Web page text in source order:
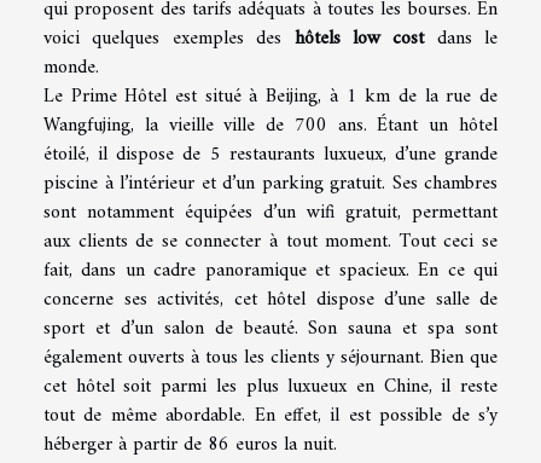
qui proposent des tarifs adéquats à toutes les bourses. En
voici quelques exemples des hôtels low costdans le
monde.
Le Prime Hôtel est situé à Beijing, à 1 km de la rue de
Wangfujing, la vieille ville de 700 ans. Étant un hôtel
étoilé, il dispose de 5 restaurants luxueux, d’une grande
piscine à l’intérieur et d’un parking gratuit. Ses chambres
sont notamment équipées d’un wifi gratuit, permettant
aux clients de se connecter à tout moment. Tout ceci se
fait, dans un cadre panoramique et spacieux. En ce qui
concerne ses activités, cet hôtel dispose d’une salle de
sport et d’un salon de beauté. Son sauna et spa sont
également ouverts à tous les clients y séjournant. Bien que
cet hôtel soit parmi les plus luxueux en Chine, il reste
tout de même abordable. En effet, il est possible de s’y
héberger à partir de 86 euros la nuit.